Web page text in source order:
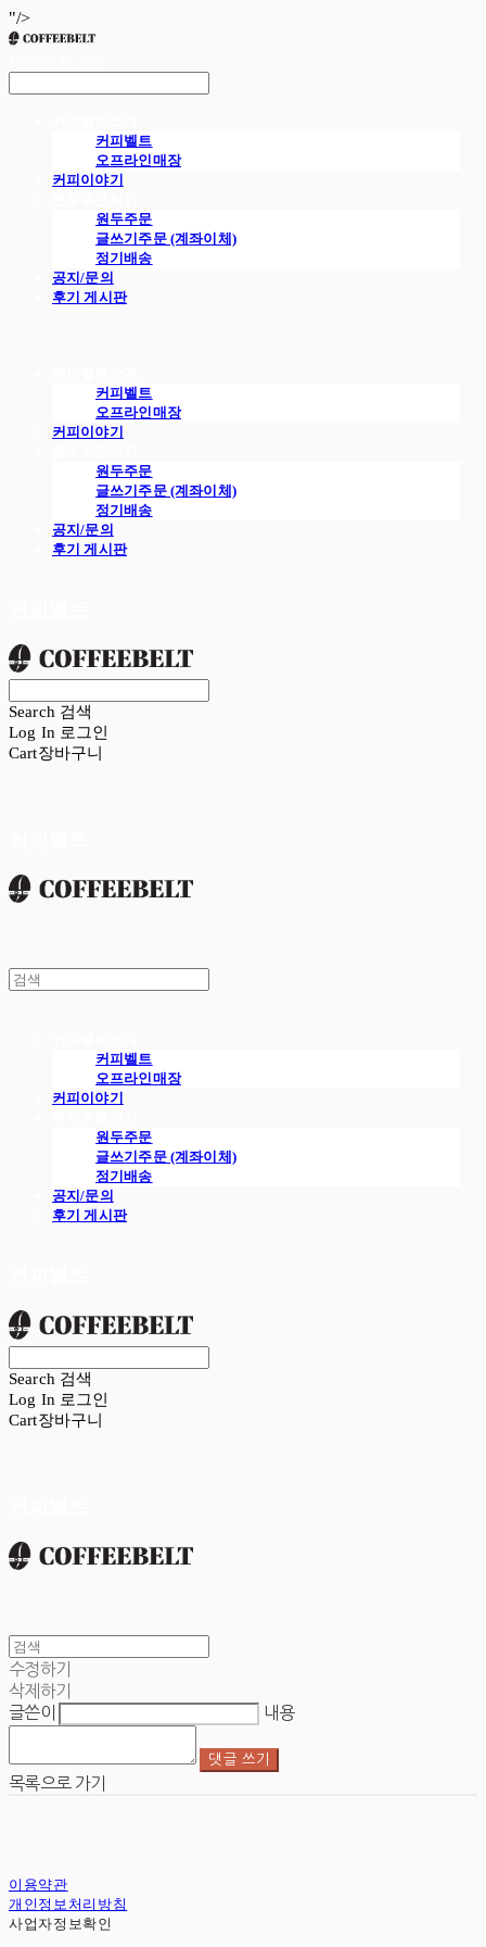
"/>
커피벨트
오프라인매장
커피이야기
원두주문
글쓰기주문 (계좌이체)
정기배송
공지/문의
후기 게시판
커피벨트
오프라인매장
커피이야기
원두주문
글쓰기주문 (계좌이체)
정기배송
공지/문의
후기 게시판
Search 검색
Log In 로그인
Cart장바구니
커피벨트
오프라인매장
커피이야기
원두주문
글쓰기주문 (계좌이체)
정기배송
공지/문의
후기 게시판
Search 검색
Log In 로그인
Cart장바구니
수정하기
삭제하기
글쓴이
내용
댓글 쓰기
목록으로 가기
이용약관
개인정보처리방침
사업자정보확인